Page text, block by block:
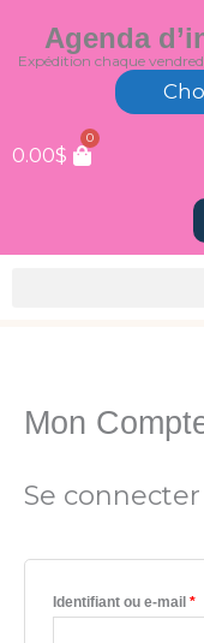
au
Agenda
Expédition chaque
0.00$
0
Mon
Se connecter
Identifiant ou e-mail *